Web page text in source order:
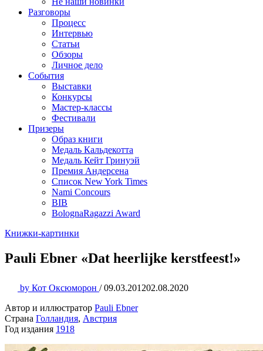
Разговоры
Процесс
Интервью
Статьи
Обзоры
Личное дело
События
Выставки
Конкурсы
Мастер-классы
Фестивали
Призеры
Образ книги
Медаль Кальдекотта
Медаль Кейт Гринуэй
Премия Андерсена
Список New York Times
Nami Concours
BIB
BolognaRagazzi Award
Книжки-картинки
Pauli Ebner «Dat heerlijke kerstfeest!»
by Кот Оксюморон / 09.03.201202.08.2020
Автор и иллюстратор Pauli Ebner
Страна Голландия, Австрия
Год издания 1918